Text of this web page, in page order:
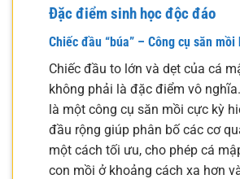
Đặc điểm sinh học độc đáo
Chiếc đầu “búa” – Công cụ săn mồi
Chiếc đầu to lớn và dẹt của cá
không phải là đặc điểm vô
là một công cụ săn mồi cực kỳ
đầu rộng giúp phân bố các cơ
một cách tối ưu, cho phép cá
con mồi ở khoảng cách xa hơn